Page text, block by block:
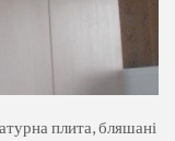
плита, бляшані